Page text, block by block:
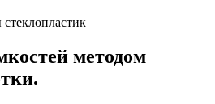
стеклопластик
методом